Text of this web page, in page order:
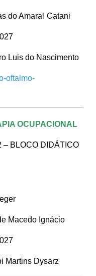
do AmaralCatani
Luis do Nascimento
oftalmo-
OCUPACIONAL
– BLOCO DIDÁTICO
Macedo Ignácio
Martins Dysarz